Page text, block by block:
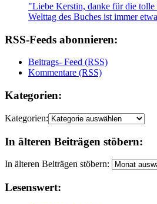
"Liebe Kerstin, danke für die
Welttag des Buches ist immer
RSS-Feeds abonnieren:
Beitrags- Feed (RSS)
Kommentare (RSS)
Kategorien:
Kategorien:
In älteren Beiträgen stöbern:
In älteren Beiträgen stöbern:
Lesenswert: